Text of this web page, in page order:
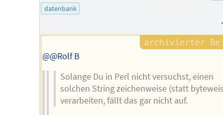
datenbank
@@Rolf B
Solange Du in Perl nicht versuchst, einen
solchen String zeichenweise (statt
verarbeiten, fällt das gar nicht auf.